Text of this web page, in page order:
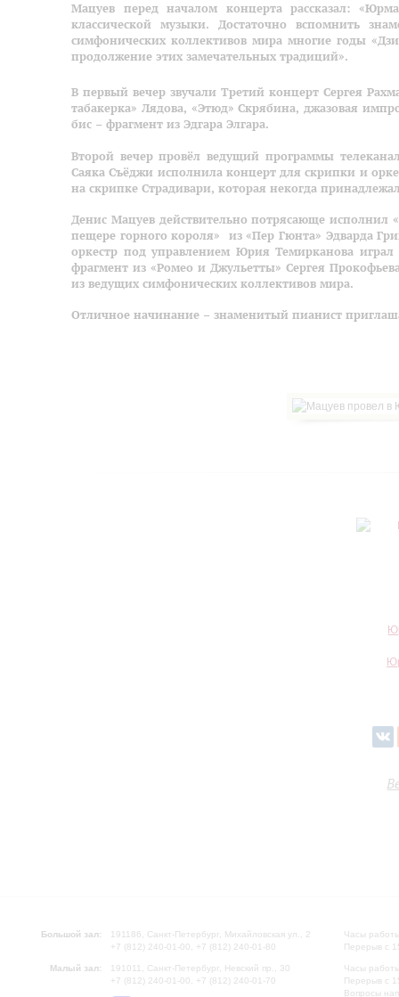
Мацуев перед началом концерта рассказал:
классической музыки. Достаточно вспомнить
симфонических коллективов мира многие годы
продолжение этих замечательных традиций».
В первый вечер звучали Третий концерт Сергея
табакерка» Лядова, «Этюд» Скрябина, джазовая
бис – фрагмент из Эдгара Элгара.
Второй вечер провёл ведущий программы
Саяка Съёджи исполнила концерт для скрипки и
на скрипке Страдивари, которая некогда
Денис Мацуев действительно потрясающе исполнил
пещере горного короля» из «Пер Гюнта» Эдварда
оркестр под управлением Юрия Темирканова
фрагмент из «Ромео и Джульетты» Сергея
из ведущих симфонических коллективов мира.
Отличное начинание – знаменитый пианист
Большой зал:
191186, Санкт-Петербург, Михайловская ул., 2
+7 (812) 240-01-00, +7 (812) 240-01-80
Малый зал:
191011, Санкт-Петербург, Невский пр., 30
+7 (812) 240-01-00, +7 (812) 240-01-70
Часы
Перерыв с
Часы
Перерыв с
Вопросы